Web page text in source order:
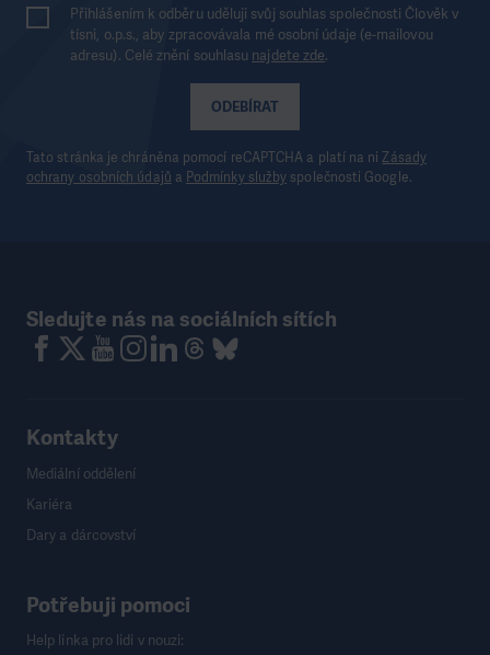
ODEBÍRAT
Přihlášením k odběru uděluji svůj souhlas společnosti Člověk v
tísni, o.p.s., aby zpracovávala mé osobní údaje (e-mailovou
adresu). Celé znění souhlasu najdete zde.
Tato stránka je chráněna pomocí reCAPTCHA a platí na niZásady
ochrany osobních údajů a Podmínky služby společnosti Google.
Sledujte nás na sociálních sítích
Kontakty
Mediální oddělení
Kariéra
Dary a dárcovství
Potřebuji pomoci
Help linka pro lidi v nouzi: